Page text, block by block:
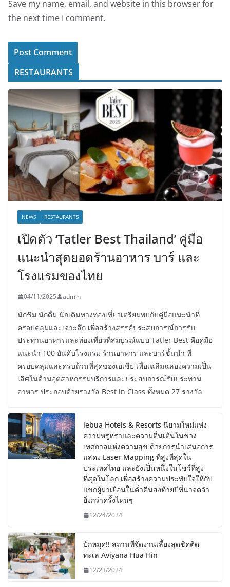
Save my name, email, and website in this browser for
the next time I comment.
RESTAURANTS
NEWS RESTAURANTS
เปิดตัว ‘Tatler Best Thailand’ คู่มือ
แนะนำสุดยอดร้านอาหาร บาร์ และ
โรงแรมของไทย
04/11/2025 admin
นักชิม นักดื่ม นักเดินทางท่องเที่ยวเตรียมพบกับคู่มือแนะนำที่
ครอบคลุมและเจาะลึก เพื่อสร้างสรรค์ประสบการณ์การรับ
ประทานอาหารและท่องเที่ยวที่สมบูรณ์แบบ Tatler Best คือคู่มือ
แนะนำ 100 อันดับโรงแรม ร้านอาหาร และบาร์ชั้นนำ ที่
ครอบคลุมและครบถ้วนที่สุดของเอเชีย เพื่อเฉลิมฉลองความเป็น
เลิศในด้านอุตสาหกรรมบริการและประสบการณ์รับประทาน
อาหาร ประกอบด้วยรางวัล Best in Class ทั้งหมด 27 รางวัล
lebua Hotels & Resorts นิยามใหม่แห่ง
ความหรูหราและความตื่นเต้นในช่วง
เทศกาลแห่งความสุข ด้วยการนำเสนอการ
แสดง Laser Mapping ที่สูงที่สุดใน
ประเทศไทย และยังเป็นหนึ่งในโชว์ที่สูง
ที่สุดในโลก เพื่อสร้างความประทับใจให้กับ
แขกผู้มาเยือนในค่ำคืนส่งท้ายปีที่น่าจดจำ
ยิ่งกว่าครั้งไหนๆ
12/24/2024
ปักหมุด!! สถานที่จัดงานเลี้ยงสุดชิคติด
ทะเล Aviyana Hua Hin
12/23/2024